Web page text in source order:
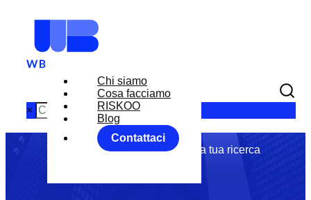
Chi siamo
Cosa facciamo
RISKOO
Blog
Contattaci
× Tag: NYSE
Abbiamo trovato 0 articoli per la tua ricerca